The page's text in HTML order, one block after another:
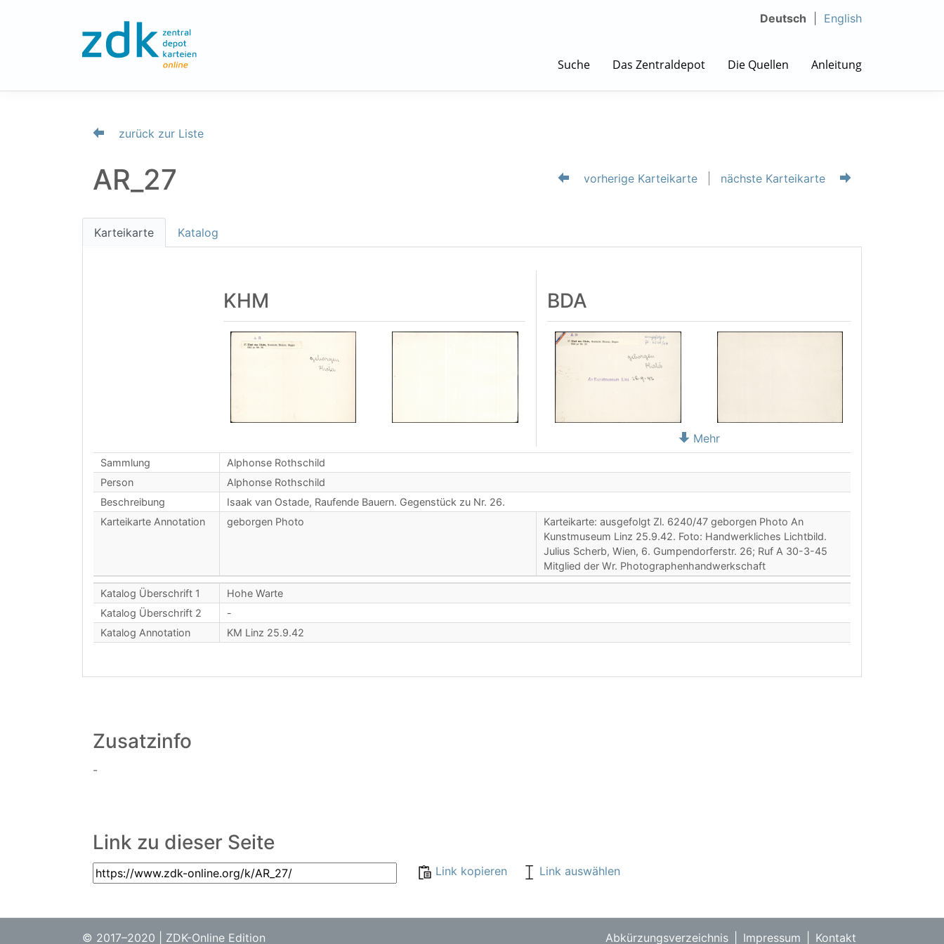
Deutsch English
Suche Das Zentraldepot Die Quellen Anleitung
zurück zur Liste
AR_27 vorherige Karteikarte nächste Karteikarte
Karteikarte Katalog
KHM BDA
Mehr
Sammlung
Alphonse Rothschild
Person
Alphonse Rothschild
Beschreibung
Isaak van Ostade, Raufende Bauern. Gegenstück zu Nr. 26.
Karteikarte Annotation
geborgen Photo
Karteikarte: ausgefolgt Zl. 6240/47 geborgen Photo An
Kunstmuseum Linz 25.9.42. Foto: Handwerkliches Lichtbild.
Julius Scherb, Wien, 6. Gumpendorferstr. 26; Ruf A 30-3-45
Mitglied der Wr. Photographenhandwerkschaft
Katalog Überschrift 1
Hohe Warte
Katalog Überschrift 2
-
Katalog Annotation
KM Linz 25.9.42
Zusatzinfo
-
Link zu dieser Seite
Link kopieren Link auswählen
© 2017–2020 | ZDK-Online Edition Abkürzungsverzeichnis Impressum Kontakt